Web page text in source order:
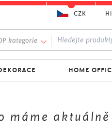
máme
kategorie
HOME
CZK